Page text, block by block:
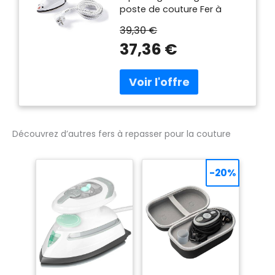
poste de couture Fer à
voyager Tasse à mesurer
et sac de rangement inclus
Puissance 260 à 420 watts
(110 V) ou 343 à 408 watts
(230 V)
39,30 €
37,36 €
Découvrez d’autres fers à repasser pour la couture
-20%